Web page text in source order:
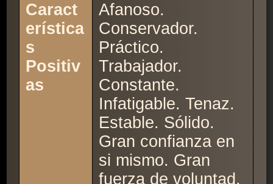
Caract
erística
s
Positiv
as
Afanoso.
Conservador.
Práctico.
Trabajador.
Constante.
Infatigable. Tenaz.
Estable. Sólido.
Gran confianza en
si mismo. Gran
fuerza de voluntad.